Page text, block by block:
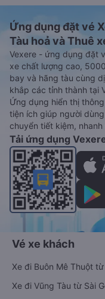
Ứng dụng đặt vé
Tàu hoả và Thuê
Vexere - ứng dụng đặt
xe chất lượng cao,
bay và hãng tàu cùng
khắp các tỉnh thành tại
Ứng dụng hiển thị
tiện ích giúp người
chuyển tiết kiệm,
Tải ứng dụng
Vé xe khách
Xe đi Buôn Mê Thuột từ
Xe đi Vũng Tàu từ Sài